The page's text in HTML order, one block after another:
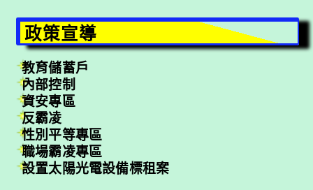
政策宣導
教育儲蓄戶
內部控制
資安專區
反霸凌
性別平等專區
職場霸凌專區
設置太陽光電設備標租案